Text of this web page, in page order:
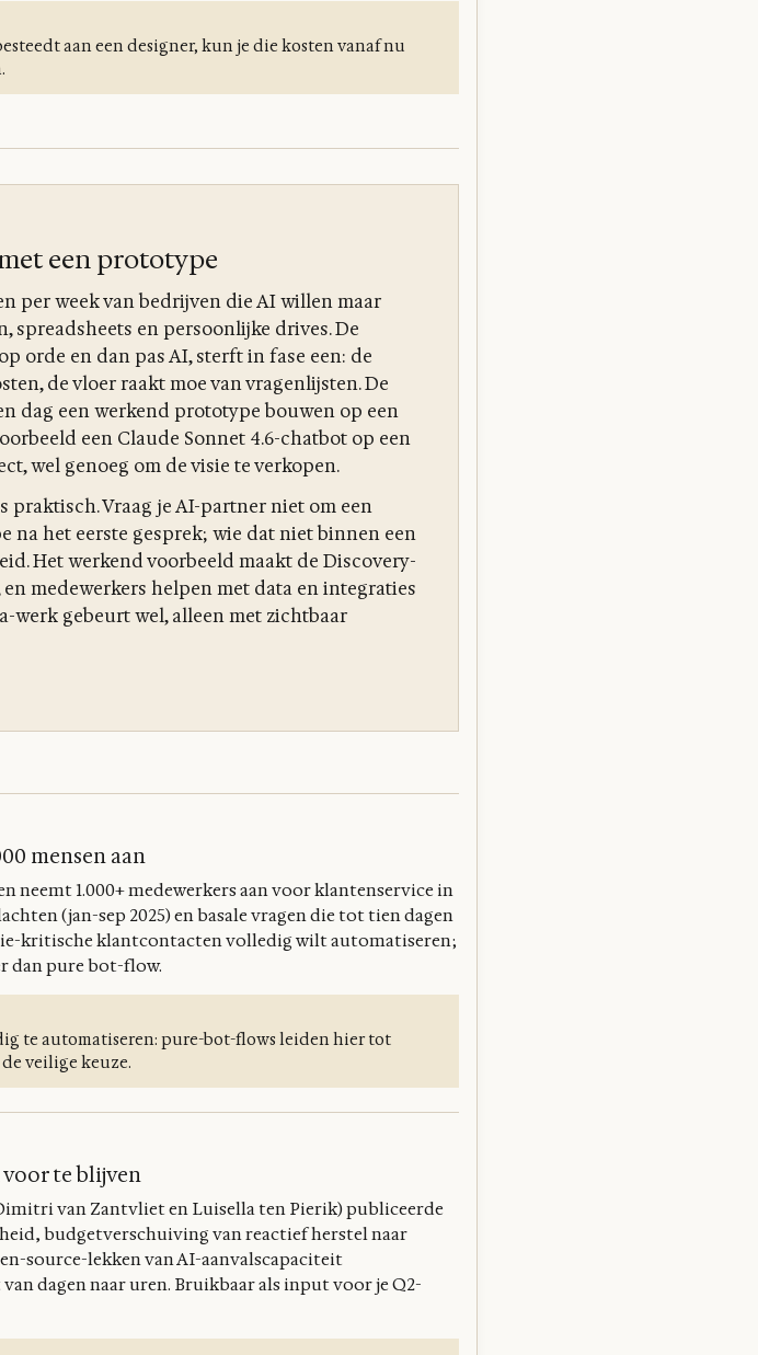
aan een designer, kun je die kosten vanaf nu
een prototype
per week van bedrijven die AI willen maar
spreadsheets en persoonlijke drives. De
orde en dan pas AI, sterft in fase een: de
de vloer raakt moe van vragenlijsten. De
dag een werkend prototype bouwen op een
een Claude Sonnet 4.6-chatbot op een
wel genoeg om de visie te verkopen.
praktisch. Vraag je AI-partner niet om een
na het eerste gesprek; wie dat niet binnen een
Het werkend voorbeeld maakt de Discovery-
medewerkers helpen met data en integraties
werk gebeurt wel, alleen met zichtbaar
mensen aan
neemt 1.000+ medewerkers aan voor klantenservice in
(jan-sep 2025) en basale vragen die tot tien dagen
kritische klantcontacten volledig wilt automatiseren;
dan pure bot-flow.
te automatiseren: pure-bot-flows leiden hier tot
veilige keuze.
voor te blijven
van Zantvliet en Luisella ten Pierik) publiceerde
budgetverschuiving van reactief herstel naar
source-lekken van AI-aanvalscapaciteit
dagen naar uren. Bruikbaar als input voor je Q2-